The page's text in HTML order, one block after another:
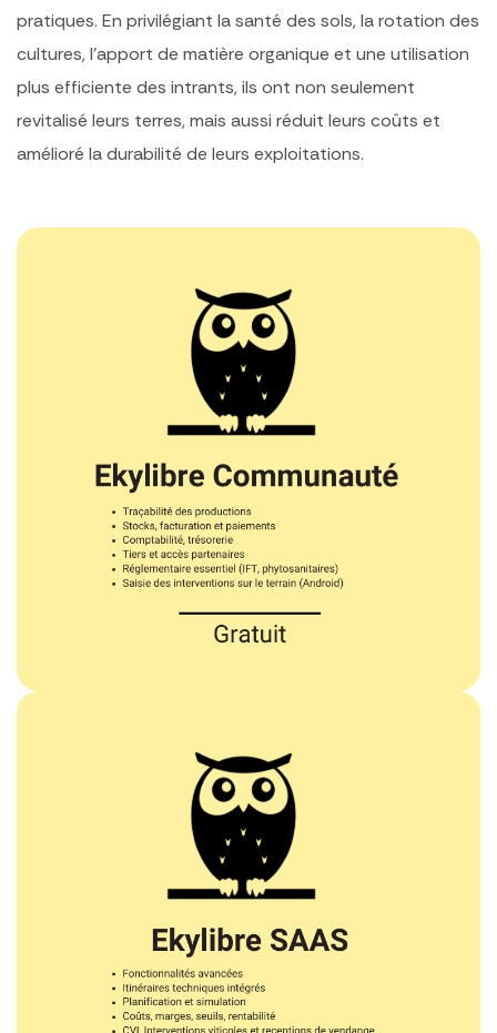
pratiques. En privilégiant la santé des sols, la rotation des
cultures, l’apport de matière organique et une utilisation
plus efficiente des intrants, ils ont non seulement
revitalisé leurs terres, mais aussi réduit leurs coûts et
amélioré la durabilité de leurs exploitations.